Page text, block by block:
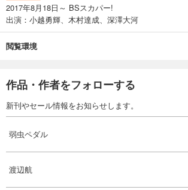
あらすじを表示する
あらすじを表示する
2017年8月18日～ BSスカパー!
出演：小越勇輝、木村達成、深澤大河
閲覧環境
作品・作者をフォローする
新刊やセール情報をお知らせします。
弱虫ペダル
渡辺航